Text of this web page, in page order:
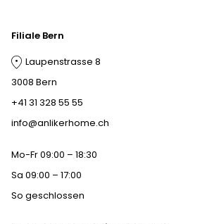
Filiale Bern
Laupenstrasse 8
3008 Bern
+41 31 328 55 55
info@anlikerhome.ch
Mo-Fr 09:00 – 18:30
Sa 09:00 – 17:00
So geschlossen